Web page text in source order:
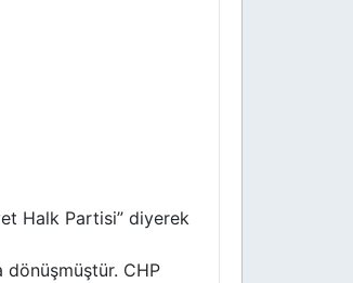
Halk Partisi” diyerek
CHP